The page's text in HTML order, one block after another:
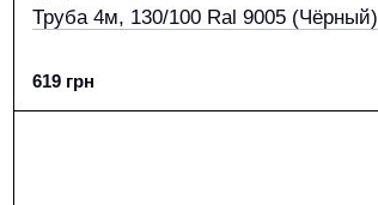
Труба 4м, 130/100 Ral 9005 (Чёрный)
619 грн